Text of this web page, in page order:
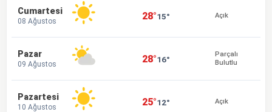
Cumartesi
08 Ağustos 28°15° Açık
Pazar
09 Ağustos 28°16°
Parçalı
Bulutlu
Pazartesi
10 Ağustos 25°12° Açık